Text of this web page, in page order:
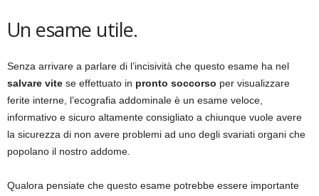
Un esame utile.
Senza arrivare a parlare di l’incisività che questo esame ha nel
salvare vite se effettuato in pronto soccorso per visualizzare
ferite interne, l’ecografia addominale è un esame veloce,
informativo e sicuro altamente consigliato a chiunque vuole avere
la sicurezza di non avere problemi ad uno degli svariati organi che
popolano il nostro addome.
Qualora pensiate che questo esame potrebbe essere importante